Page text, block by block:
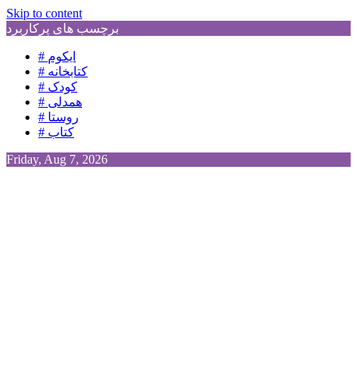
Skip to content
برچسب های پرکاربرد
# ایکوم
# کتابخانه
# کودک
# همدلی
# روستا
# کتاب
Friday, Aug 7, 2026